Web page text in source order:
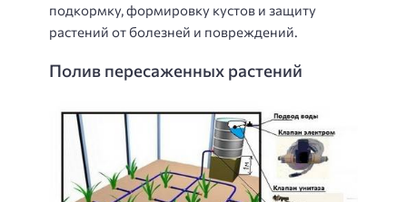
подкормку, формировку кустов и защиту
растений от болезней и повреждений.
Полив пересаженных растений